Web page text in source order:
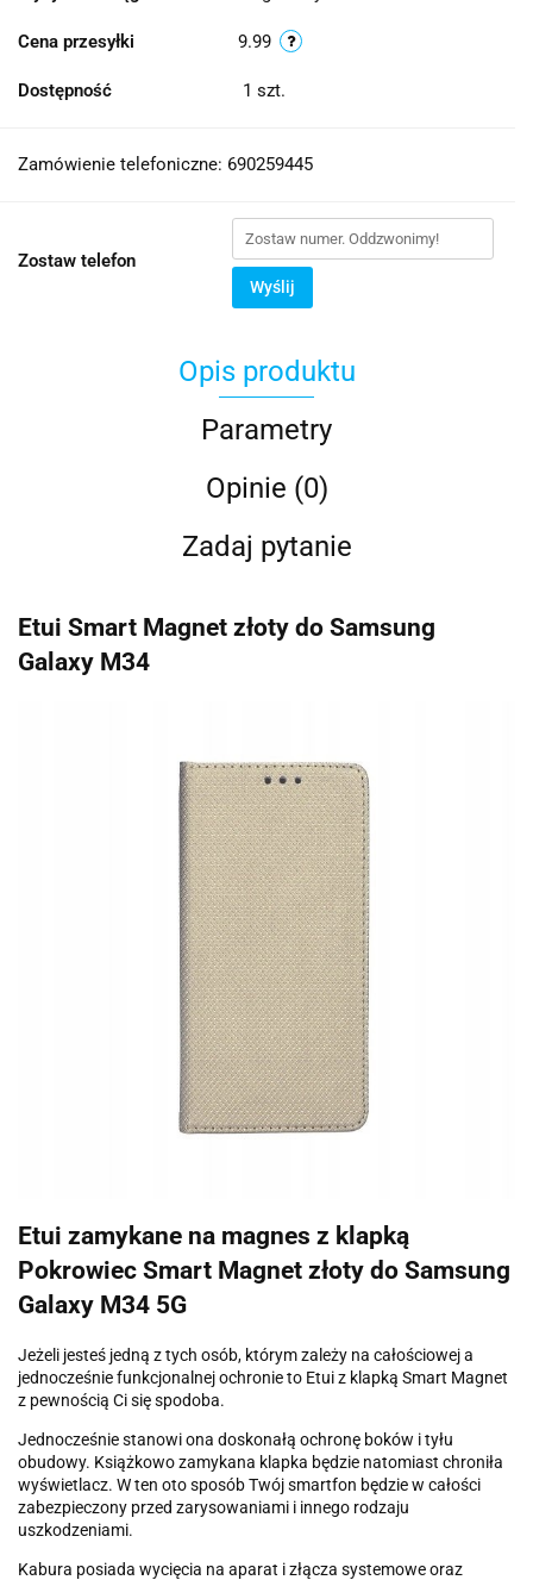
Cena przesyłki 9.99
Dostępność 1 szt.
Zamówienie telefoniczne: 690259445
Zostaw telefon
Wyślij
Opis produktu
Parametry
Opinie (0)
Zadaj pytanie
Etui Smart Magnet złoty do Samsung
Galaxy M34
Etui zamykane na magnes z klapką
Pokrowiec Smart Magnet złoty do Samsung
Galaxy M34 5G
Jeżeli jesteś jedną z tych osób, którym zależy na całościowej a
jednocześnie funkcjonalnej ochronie to Etui z klapką Smart Magnet
z pewnością Ci się spodoba.
Jednocześnie stanowi ona doskonałą ochronę boków i tyłu
obudowy. Książkowo zamykana klapka będzie natomiast chroniła
wyświetlacz. W ten oto sposób Twój smartfon będzie w całości
zabezpieczony przed zarysowaniami i innego rodzaju
uszkodzeniami.
Kabura posiada wycięcia na aparat i złącza systemowe oraz